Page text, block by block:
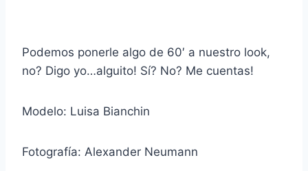
Podemos ponerle algo de 60′ a nuestro look,
no? Digo yo…alguito! Sí? No? Me cuentas!
Modelo: Luisa Bianchin
Fotografía: Alexander Neumann